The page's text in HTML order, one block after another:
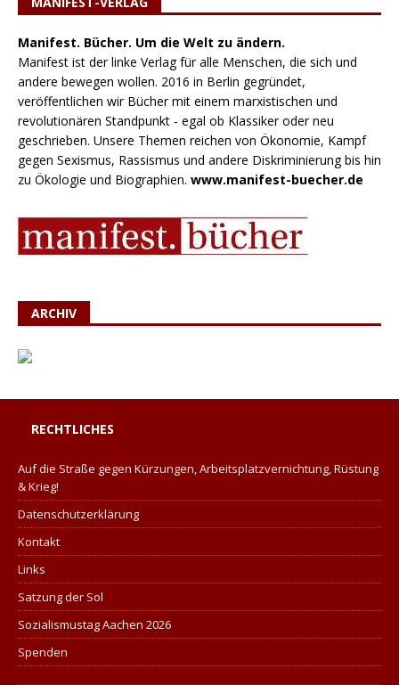
Manifest. Bücher. Um die Welt zu ändern.
Manifest ist der linke Verlag für alle Menschen, die sich und
andere bewegen wollen. 2016 in Berlin gegründet,
veröffentlichen wir Bücher mit einem marxistischen und
revolutionären Standpunkt - egal ob Klassiker oder neu
geschrieben. Unsere Themen reichen von Ökonomie, Kampf
gegen Sexismus, Rassismus und andere Diskriminierung bis hin
zu Ökologie und Biographien. www.manifest-buecher.de
ARCHIV
RECHTLICHES
Auf die Straße gegen Kürzungen, Arbeitsplatzvernichtung, Rüstung
& Krieg!
Datenschutzerklärung
Kontakt
Links
Satzung der Sol
Sozialismustag Aachen 2026
Spenden